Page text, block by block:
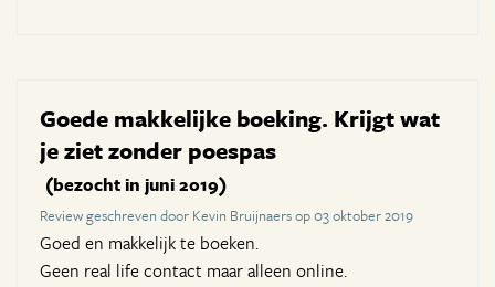
Goede makkelijke boeking. Krijgt wat
je ziet zonder poespas
(bezocht in juni 2019)
Review geschreven door Kevin Bruijnaers op 03 oktober 2019
Goed en makkelijk te boeken.
Geen real life contact maar alleen online.